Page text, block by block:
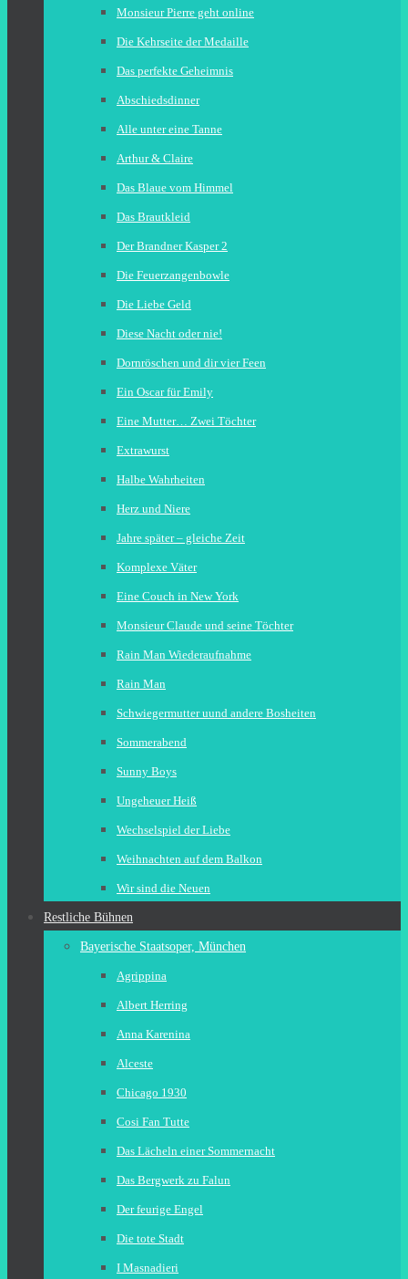
Monsieur Pierre geht online
Die Kehrseite der Medaille
Das perfekte Geheimnis
Abschiedsdinner
Alle unter eine Tanne
Arthur & Claire
Das Blaue vom Himmel
Das Brautkleid
Der Brandner Kasper 2
Die Feuerzangenbowle
Die Liebe Geld
Diese Nacht oder nie!
Dornröschen und dir vier Feen
Ein Oscar für Emily
Eine Mutter… Zwei Töchter
Extrawurst
Halbe Wahrheiten
Herz und Niere
Jahre später – gleiche Zeit
Komplexe Väter
Eine Couch in New York
Monsieur Claude und seine Töchter
Rain Man Wiederaufnahme
Rain Man
Schwiegermutter uund andere Bosheiten
Sommerabend
Sunny Boys
Ungeheuer Heiß
Wechselspiel der Liebe
Weihnachten auf dem Balkon
Wir sind die Neuen
Restliche Bühnen
Bayerische Staatsoper, München
Agrippina
Albert Herring
Anna Karenina
Alceste
Chicago 1930
Cosi Fan Tutte
Das Lächeln einer Sommernacht
Das Bergwerk zu Falun
Der feurige Engel
Die tote Stadt
I Masnadieri